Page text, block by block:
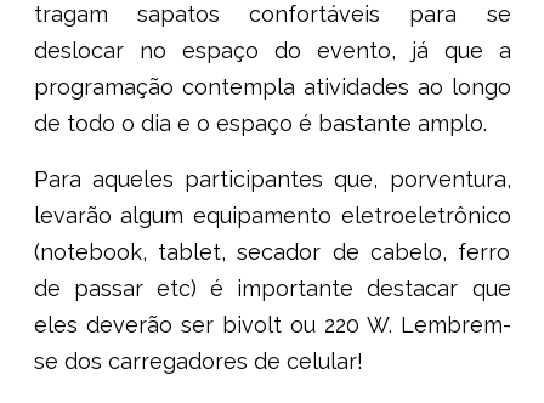
tragam sapatos confortáveis para se
deslocar no espaço do evento, já que a
programação contempla atividades ao longo
de todo o dia e o espaço é bastante amplo.
Para aqueles participantes que, porventura,
levarão algum equipamento eletroeletrônico
(notebook, tablet, secador de cabelo, ferro
de passar etc) é importante destacar que
eles deverão ser bivolt ou 220 W. Lembrem-
se dos carregadores de celular!